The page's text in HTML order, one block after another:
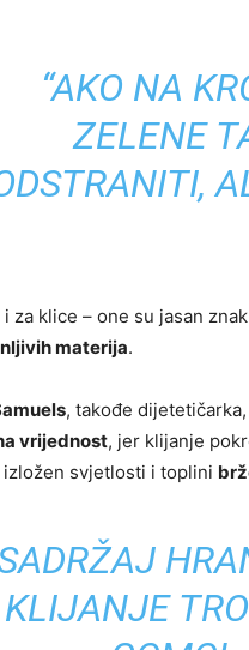
“AKO NA
ZELENE
za klice – one su jasan
materija.
, takođe
vrijednost, jer klijanje
izložen svjetlosti i toplini
KLIJANJE